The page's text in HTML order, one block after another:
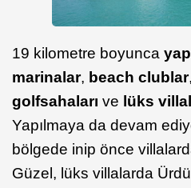
19 kilometre boyunca
marinalar, beach clublar,
golfsahaları ve lüks
Yapılmaya da devam
bölgede inip önce
Güzel, lüks villalarda